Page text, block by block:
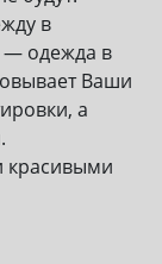
в
— одежда в
Ваши
а
красивыми